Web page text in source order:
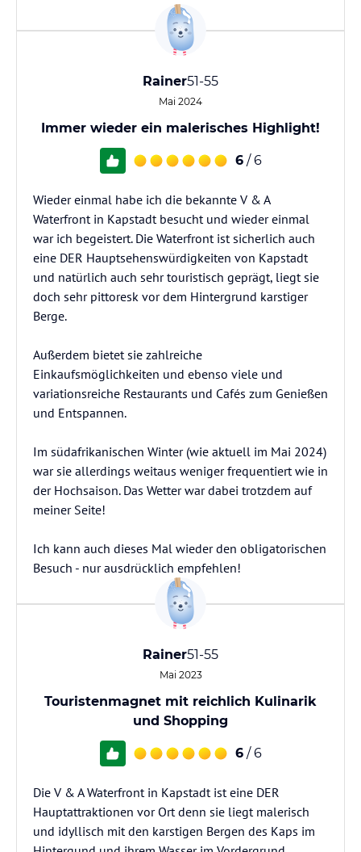
Rainer51-55
Mai 2024
Immer wieder ein malerisches Highlight!
6 / 6
Wieder einmal habe ich die bekannte V & A
Waterfront in Kapstadt besucht und wieder einmal
war ich begeistert. Die Waterfront ist sicherlich auch
eine DER Hauptsehenswürdigkeiten von Kapstadt
und natürlich auch sehr touristisch geprägt, liegt sie
doch sehr pittoresk vor dem Hintergrund karstiger
Berge.
Außerdem bietet sie zahlreiche
Einkaufsmöglichkeiten und ebenso viele und
variationsreiche Restaurants und Cafés zum Genießen
und Entspannen.
Im südafrikanischen Winter (wie aktuell im Mai 2024)
war sie allerdings weitaus weniger frequentiert wie in
der Hochsaison. Das Wetter war dabei trotzdem auf
meiner Seite!
Ich kann auch dieses Mal wieder den obligatorischen
Besuch - nur ausdrücklich empfehlen!
Rainer51-55
Mai 2023
Touristenmagnet mit reichlich Kulinarik
und Shopping
6 / 6
Die V & A Waterfront in Kapstadt ist eine DER
Hauptattraktionen vor Ort denn sie liegt malerisch
und idyllisch mit den karstigen Bergen des Kaps im